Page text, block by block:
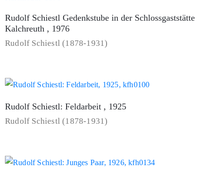
Rudolf Schiestl Gedenkstube in der Schlossgaststätte
Kalchreuth , 1976
Rudolf Schiestl (1878-1931)
Rudolf Schiestl: Feldarbeit , 1925
Rudolf Schiestl (1878-1931)